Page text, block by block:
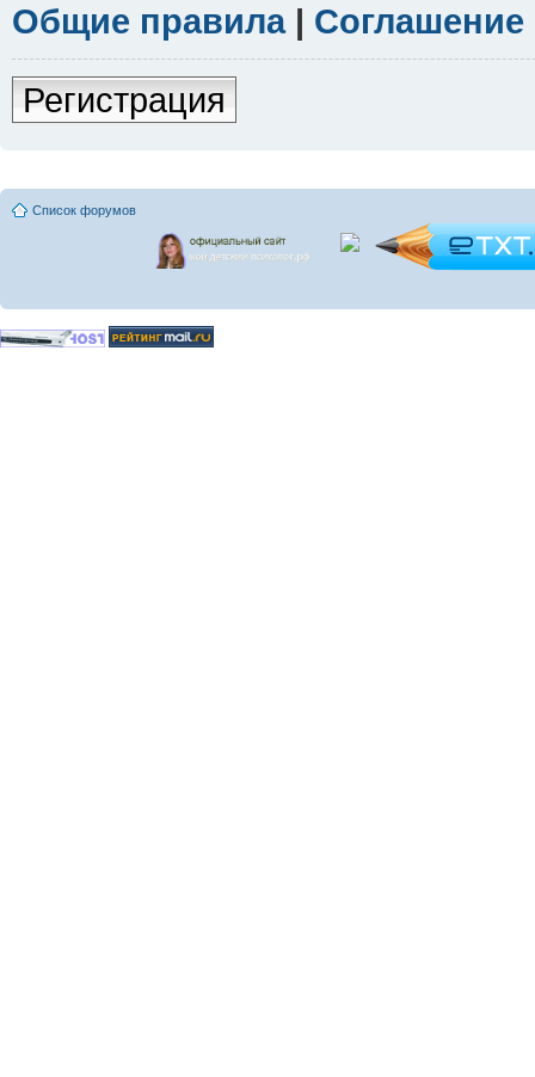
Общие правила|
Регистрация
Список форумов